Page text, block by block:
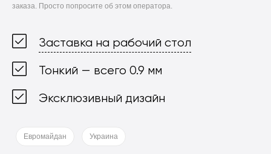
заказа. Просто попросите об этом оператора.
Заставка на рабочий стол
Тонкий — всего 0.9 мм
Эксклюзивный дизайн
Евромайдан Украина